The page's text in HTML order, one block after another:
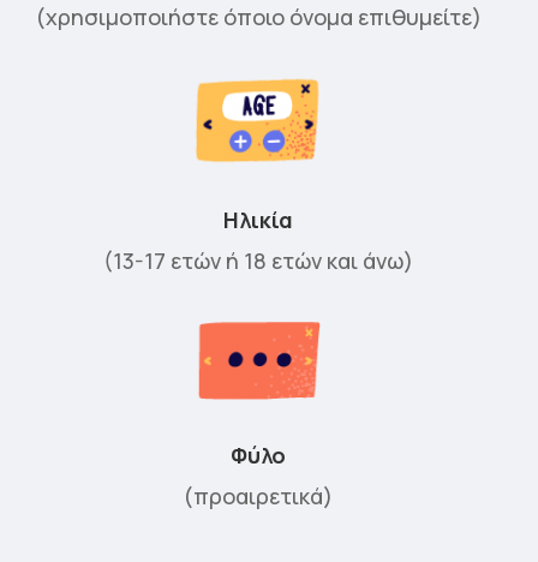
(χρησιμοποιήστε όποιο όνομα επιθυμείτε)
Ηλικία
(13-17 ετών ή 18 ετών και άνω)
Φύλο
(προαιρετικά)